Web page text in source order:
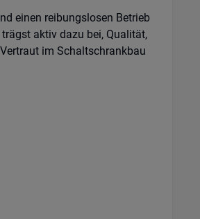
einen reibungslosen Betrieb
aktiv dazu bei, Qualität,
im Schaltschrankbau